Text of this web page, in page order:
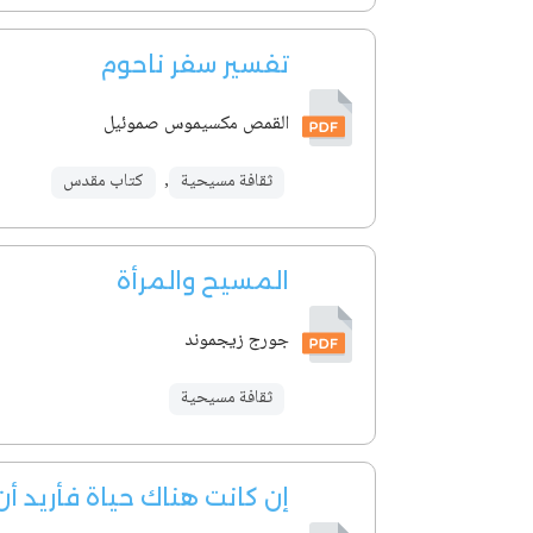
تفسير سفر ناحوم
القمص مكسيموس صموئيل
ثقافة مسيحية , كتاب مقدس
المسيح والمرأة
جورج زيجموند
ثقافة مسيحية
إن كانت هناك حياة فأريد